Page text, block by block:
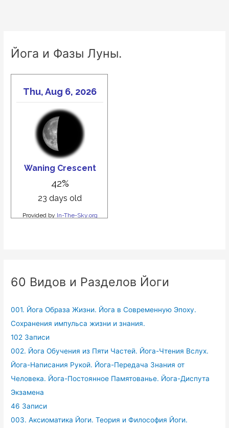
Йога и Фазы Луны.
60 Видов и Разделов Йоги
001. Йога Образа Жизни. Йога в Современную Эпоху.
Сохранения импульса жизни и знания.
102 Записи
002. Йога Обучения из Пяти Частей. Йога-Чтения Вслух.
Йога-Написания Рукой. Йога-Передача Знания от
Человека. Йога-Постоянное Памятованье. Йога-Диспута
Экзамена
46 Записи
003. Аксиоматика Йоги. Теория и Философия Йоги.